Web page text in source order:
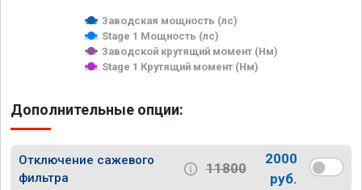
Заводская мощность (лс)
Stage 1 Мощность (лс)
Заводской крутящий момент (Нм)
Stage 1 Крутящий момент (Нм)
Дополнительные опции:
Отключение сажевого
фильтра
11800
2000
руб.